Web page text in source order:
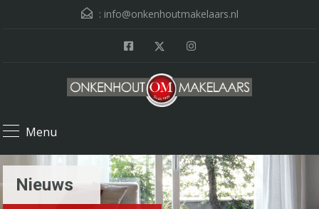
: info@onkenhoutmakelaars.nl
Menu
Nieuws